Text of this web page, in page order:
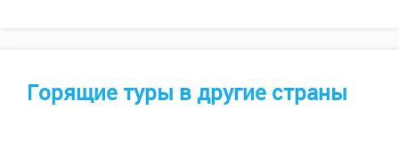
Горящие туры в другие страны